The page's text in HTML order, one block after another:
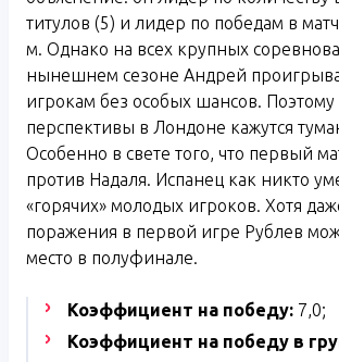
титулов (5) и лидер по победам в
м. Однако на всех крупных
нынешнем сезоне Андрей
игрокам без особых шансов. Поэтому
перспективы в Лондоне кажутся
Особенно в свете того, что первый
против Надаля. Испанец как никто
«горячих» молодых игроков. Хотя
поражения в первой игре Рублев
место в полуфинале.
Коэффициент на победу: 7,0;
Коэффициент на победу в